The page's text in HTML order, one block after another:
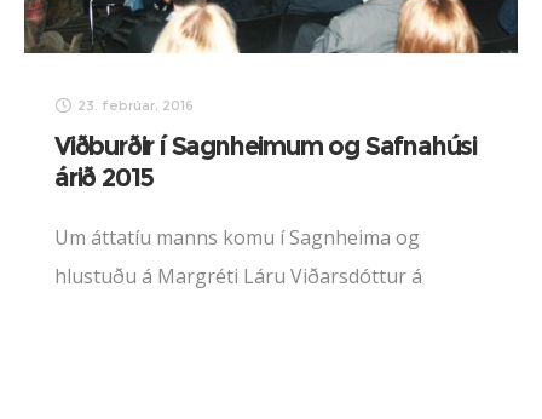
23. febrúar, 2016
Viðburðir í Sagnheimum og Safnahúsi
árið 2015
Um áttatíu manns komu í Sagnheima og
hlustuðu á Margréti Láru Viðarsdóttur á